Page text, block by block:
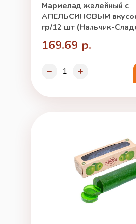
Мармелад желейный с
АПЕЛЬСИНОВЫМ
гр/12 шт (Нальчик-
169.69 р.